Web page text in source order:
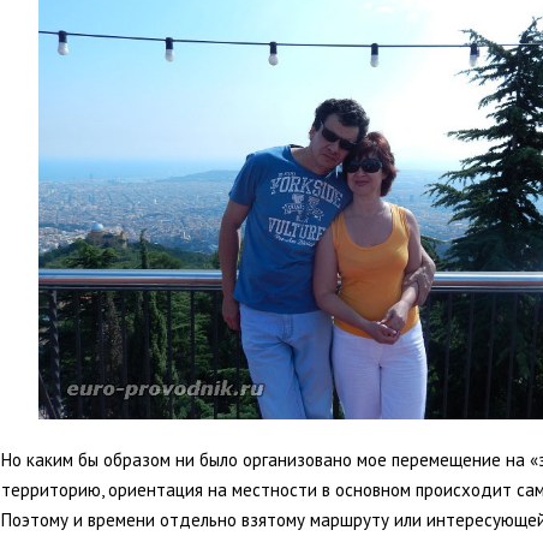
Но каким бы образом ни было организовано мое перемещение на
территорию, ориентация на местности в основном происходит
Поэтому и времени отдельно взятому маршруту или